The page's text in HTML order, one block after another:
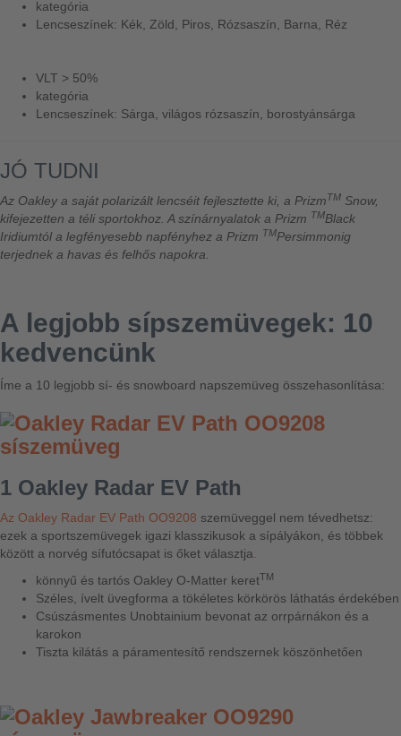
kategória
Lencseszínek: Kék, Zöld, Piros, Rózsaszín, Barna, Réz
VLT > 50%
kategória
Lencseszínek: Sárga, világos rózsaszín, borostyánsárga
JÓ TUDNI
Az Oakley a saját polarizált lencséit fejlesztette ki, a PrizmTM Snow,
kifejezetten a téli sportokhoz. A színárnyalatok a Prizm TMBlack
Iridiumtól a legfényesebb napfényhez a Prizm TMPersimmonig
terjednek a havas és felhős napokra.
A legjobb sípszemüvegek: 10
kedvencünk
Íme a 10 legjobb sí- és snowboard napszemüveg összehasonlítása:
1 Oakley Radar EV Path
Az Oakley Radar EV Path OO9208 szemüveggel nem tévedhetsz:
ezek a sportszemüvegek igazi klasszikusok a sípályákon, és többek
között a norvég sífutócsapat is őket választja
könnyű és tartós Oakley O-Matter keretTM
Széles, ívelt üvegforma a tökéletes körkörös láthatás érdekében
Csúszásmentes Unobtainium bevonat az orrpárnákon és a
karokon
Tiszta kilátás a páramentesítő rendszernek köszönhetően